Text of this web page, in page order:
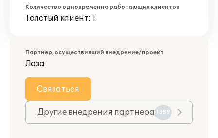
Количество одновременно работающих клиентов
Толстый клиент: 1
Партнер, осуществивший внедрение/проект
Лоза
Связаться
Другие внедрения партнера 1389